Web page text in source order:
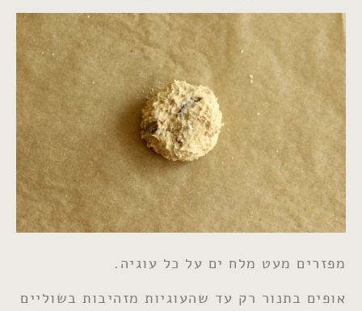
מפזרים מעט מלח ים על כל עוגיה.
אופים בתנור רק עד שהעוגיות מזהיבות בשוליים